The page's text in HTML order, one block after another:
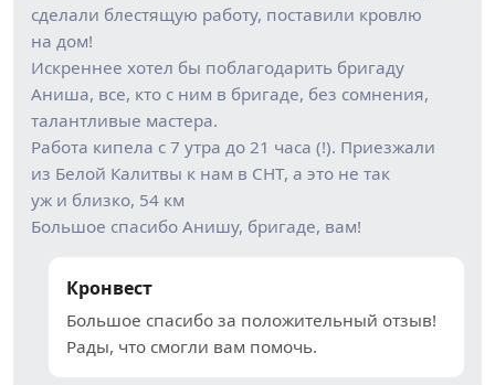
сделали блестящую работу, поставили кровлю
на дом!
Искреннее хотел бы поблагодарить бригаду
Аниша, все, кто с ним в бригаде, без сомнения,
талантливые мастера.
Работа кипела с 7 утра до 21 часа (!). Приезжали
из Белой Калитвы к нам в СНТ, а это не так
уж и близко, 54 км
Большое спасибо Анишу, бригаде, вам!
Кронвест
Большое спасибо за положительный отзыв!
Рады, что смогли вам помочь.